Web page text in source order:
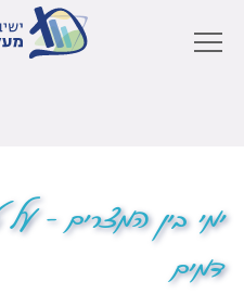
ימי בין המצרים –
דמים